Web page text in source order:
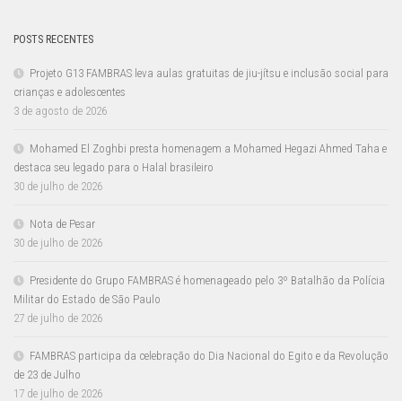
POSTS RECENTES
Projeto G13 FAMBRAS leva aulas gratuitas de jiu-jítsu e inclusão social para
crianças e adolescentes
3 de agosto de 2026
Mohamed El Zoghbi presta homenagem a Mohamed Hegazi Ahmed Taha e
destaca seu legado para o Halal brasileiro
30 de julho de 2026
Nota de Pesar
30 de julho de 2026
Presidente do Grupo FAMBRAS é homenageado pelo 3º Batalhão da Polícia
Militar do Estado de São Paulo
27 de julho de 2026
FAMBRAS participa da celebração do Dia Nacional do Egito e da Revolução
de 23 de Julho
17 de julho de 2026